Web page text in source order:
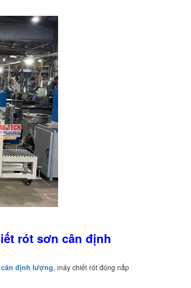
rót sơn cân định
định lượng, máy chiết rót đóng nắp